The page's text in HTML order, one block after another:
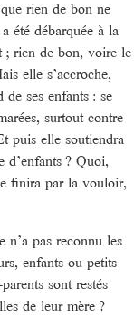
rien de bon ne
été débarquée à la
; rien de bon, voire le
elle s’accroche,
ses enfants : se
surtout contre
puis elle soutiendra
? Quoi,
finira par la vouloir,
pas reconnu les
enfants ou petits
sont restés
de leur mère ?